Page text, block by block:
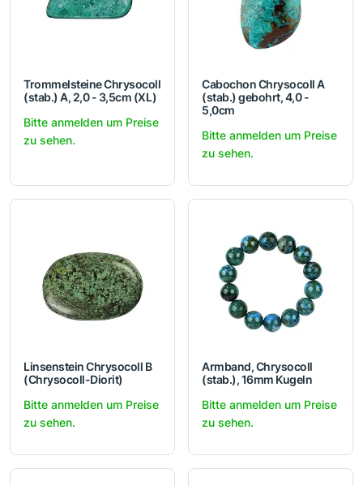
Trommelsteine Chrysocoll
(stab.) A, 2,0 - 3,5cm (XL)
Bitte anmelden um Preise
zu sehen.
Cabochon Chrysocoll A
(stab.) gebohrt, 4,0 -
5,0cm
Bitte anmelden um Preise
zu sehen.
Linsenstein Chrysocoll B
(Chrysocoll-Diorit)
Bitte anmelden um Preise
zu sehen.
Armband, Chrysocoll
(stab.), 16mm Kugeln
Bitte anmelden um Preise
zu sehen.